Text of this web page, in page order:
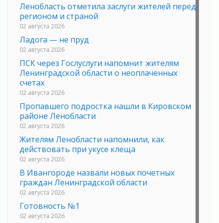
Ленобласть отметила заслуги жителей перед
регионом и страной
02 августа 2026
Ладога — не пруд
02 августа 2026
ПСК через Гослуслуги напомнит жителям
Ленинградской области о неоплаченных
счетах
02 августа 2026
Пропавшего подростка нашли в Кировском
районе Ленобласти
02 августа 2026
Жителям Ленобласти напомнили, как
действовать при укусе клеща
02 августа 2026
В Ивангороде назвали новых почетных
граждан Ленинградской области
02 августа 2026
Готовность №1
02 августа 2026